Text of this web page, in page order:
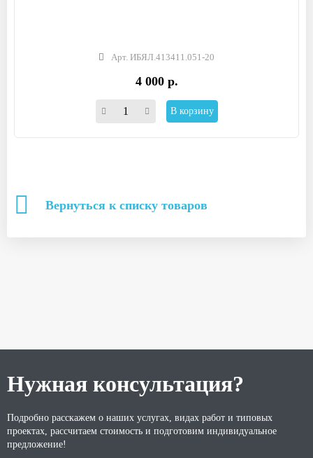
Арт. ИБЯЛ.413411.051-20
4 000 р.
В корзину
Вернуться к списку товаров
Нужная консультация?
Подробно расскажем о наших услугах, видах работ и типовых
проектах, рассчитаем стоимость и подготовим индивидуальное
предложение!